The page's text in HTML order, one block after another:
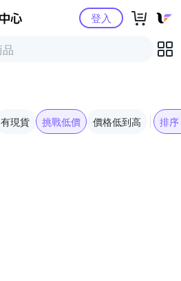
Yahoo購物中心登入
有現貨 挑戰低價 價格低到高 排序